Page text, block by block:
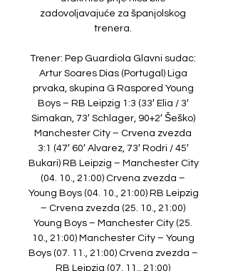
zadovoljavajuće za španjolskog
trenera.
Trener: Pep Guardiola Glavni sudac:
Artur Soares Dias (Portugal) Liga
prvaka, skupina G Raspored Young
Boys – RB Leipzig 1:3 (33′ Elia / 3′
Simakan, 73′ Schlager, 90+2′ Šeško)
Manchester City – Crvena zvezda
3:1 (47′ 60′ Alvarez, 73′ Rodri / 45′
Bukari) RB Leipzig – Manchester City
(04. 10., 21:00) Crvena zvezda –
Young Boys (04. 10., 21:00) RB Leipzig
– Crvena zvezda (25. 10., 21:00)
Young Boys – Manchester City (25.
10., 21:00) Manchester City – Young
Boys (07. 11., 21:00) Crvena zvezda –
RB Leipzig (07. 11., 21:00)